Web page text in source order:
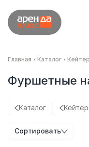
Главная Каталог
Фуршетные
Каталог
Сортировать
с возможностью
Корпоратив для